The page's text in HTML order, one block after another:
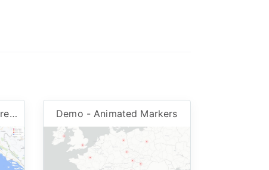
Demo - Multiple Route Directions Demo - Animated Markers